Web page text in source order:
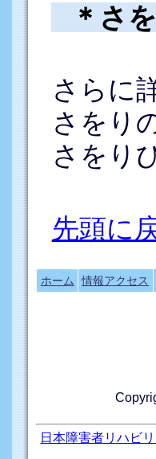
＊さ
さらに
さをり
さをり
先頭に
ホーム 情報アクセス
日本障害者リハビ